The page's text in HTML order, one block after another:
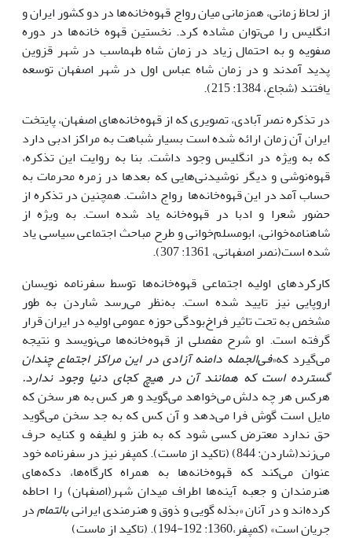
از لحاظ زمانی، همزمانی میان رواج قهوه‌خانه‌ها در دو کشور ایران و
انگلیس را می‌توان مشاده کرد. نخستین قهوه خانه‌ها در دوره
صفویه و به احتمال زیاد در زمان شاه طهماسب در شهر قزوین
پدید آمدند و در زمان شاه عباس اول در شهر اصفهان توسعه
یافتند (شجاع، 1384: 215).
در تذکره نصر آبادی، تصویری که از قهوه‌خانه‌های اصفهان، پایتخت
ایران آن زمان ارائه شده است بسیار شباهت به مراکز ادبی دارد
که به ویژه در انگلیس وجود داشت. بنا به روایت این تذکره،
قهوه‌نوشی و دیگر نوشیدنی‌هایی که بعدها در زمره محرمات به
حساب آمد در این قهوه‌خانه‌ها رواج داشت. همچنین در تذکره از
حضور شعرا و ادبا در قهوه‌خانه یاد شده است. به ویژه از
شاهنامه‌خوانی، ابومسلم‌خوانی و طرح مباحث اجتماعی سیاسی یاد
شده است(نصر اصفهانی، 1361: 307).
کارکرد‌های اولیه اجتماعی قهوه‌خانه‌ها توسط سفرنامه نویسان
اروپایی نیز تایید شده است. به‌نظر می‌رسد شاردن به طور
مشخص به تحت تاثیر فراخ‌بودگی حوزه عمومی اولیه در ایران قرار
گرفته است. او شرح مفصلی از قهوه‌خانه‌ها می‌نویسد و نتیجه
می‌گیرد که«فی‌الجمله دامنه آزادی در این مراکز اجتماع چندان
گسترده است که همانند آن در هیچ کجای دنیا وجود ندارد.
هرکس هر چه دلش می‌خواهد می‌گوید و هر کس به هر سخن که
مایل است گوش فرا می‌دهد و آن کس که به جد سخن می‌گوید
حق ندارد معترض کسی شود که به طنز و لطیفه و کنایه حرف
می‌زند(شاردن: 844) (تاکید از ماست). کمپفر نیز در سفرنامه خود
عنوان می‌کند که قهوه‌خانه‌ها به همراه کارگاه‌ها، دکه‌های
هنرمندان و جعبه آینه‌ها اطراف میدان شهر(اصفهان) را احاطه
کرده‌اند و در آنان «بذله گویی و ذوق و هنرمندی ایرانیبالتمامدر
جریان است» (کمپفر،1360: 192-194). (تاکید از ماست)